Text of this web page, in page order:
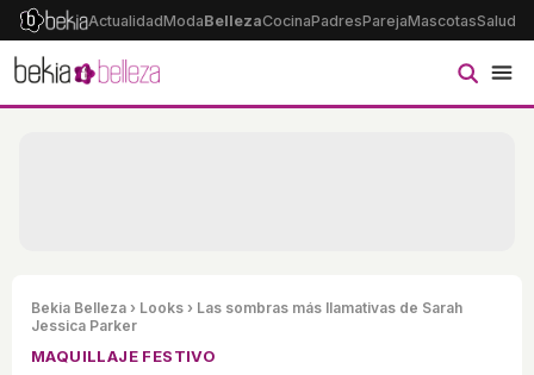
ActualidadModaBellezaCocinaPadresParejaMascotasSalud
Bekia Belleza › Looks › Las sombras más llamativas de Sarah
Jessica Parker
MAQUILLAJE FESTIVO